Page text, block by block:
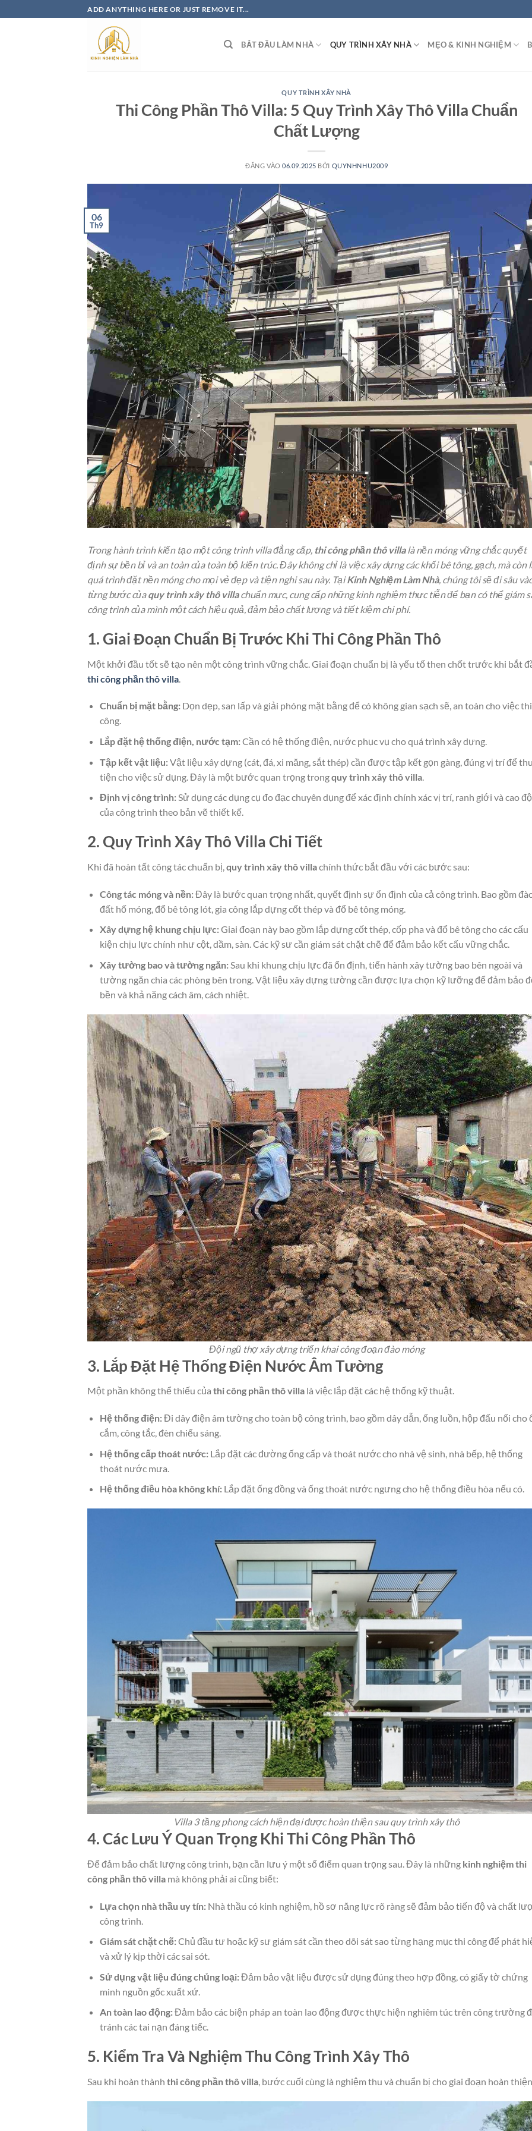
qua
ADD ANYTHING HERE OR JUST REMOVE IT...
BẮT ĐẦU LÀM NHÀ QUY TRÌNH XÂY NHÀ MẸO & KINH NGHIỆM
QUY TRÌNH XÂY NHÀ
Thi Công Phần Thô Villa: 5 Quy Trình Xây Thô Villa Chuẩn
Chất Lượng
ĐĂNG VÀO06.09.2025 BỞI QUYNHNHU2009
06
Th9
Trong hành trình kiến tạo một công trình villa đẳng cấp, thi công phần thô villalà nền móng vững chắc quyết
định sự bền bỉ và an toàn của toàn bộ kiến trúc. Đây không chỉ là việc xây dựng các khối bê tông, gạch, mà còn
quá trình đặt nền móng cho mọi vẻ đẹp và tiện nghi sau này. TạiKinh Nghiệm Làm Nhà, chúng tôi sẽ đi sâu
từng bước củaquy trình xây thô villachuẩn mực, cung cấp những kinh nghiệm thực tiễn để bạn có thể giám
công trình của mình một cách hiệu quả, đảm bảo chất lượng và tiết kiệm chi phí.
1. Giai Đoạn Chuẩn Bị Trước Khi Thi Công Phần Thô
Một khởi đầu tốt sẽ tạo nên một công trình vững chắc. Giai đoạn chuẩn bị là yếu tố then chốt trước khi bắt
thi công phần thô villa
Chuẩn bị mặt bằng:Dọn dẹp, san lấp và giải phóng mặt bằng để có không gian sạch sẽ, an toàn cho việc thi
công.
Lắp đặt hệ thống điện, nước tạm:Cần có hệ thống điện, nước phục vụ cho quá trình xây dựng.
Tập kết vật liệu:Vật liệu xây dựng (cát, đá, xi măng, sắt thép) cần được tập kết gọn gàng, đúng vị trí để
tiện cho việc sử dụng. Đây là một bước quan trọng trongquy trình xây thô villa.
Định vị công trình:Sử dụng các dụng cụ đo đạc chuyên dụng để xác định chính xác vị trí, ranh giới và cao độ
của công trình theo bản vẽ thiết kế.
2. Quy Trình Xây Thô Villa Chi Tiết
Khi đã hoàn tất công tác chuẩn bị, quy trình xây thô villachính thức bắt đầu với các bước sau:
Công tác móng và nền:Đây là bước quan trọng nhất, quyết định sự ổn định của cả công trình. Bao gồm
đất hố móng, đổ bê tông lót, gia công lắp dựng cốt thép và đổ bê tông móng.
Xây dựng hệ khung chịu lực:Giai đoạn này bao gồm lắp dựng cốt thép, cốp pha và đổ bê tông cho các cấu
kiện chịu lực chính như cột, dầm, sàn. Các kỹ sư cần giám sát chặt chẽ để đảm bảo kết cấu vững chắc.
Xây tường bao và tường ngăn:Sau khi khung chịu lực đã ổn định, tiến hành xây tường bao bên ngoài và
tường ngăn chia các phòng bên trong. Vật liệu xây dựng tường cần được lựa chọn kỹ lưỡng để đảm bảo
bền và khả năng cách âm, cách nhiệt.
Đội ngũ thợ xây dựng triển khai công đoạn đào móng
3. Lắp Đặt Hệ Thống Điện Nước Âm Tường
Một phần không thể thiếu của thi công phần thô villa là việc lắp đặt các hệ thống kỹ thuật.
Hệ thống điện:Đi dây điện âm tường cho toàn bộ công trình, bao gồm dây dẫn, ống luồn, hộp đấu nối cho
cắm, công tắc, đèn chiếu sáng.
Hệ thống cấp thoát nước:Lắp đặt các đường ống cấp và thoát nước cho nhà vệ sinh, nhà bếp, hệ thống
thoát nước mưa.
Hệ thống điều hòa không khí:Lắp đặt ống đồng và ống thoát nước ngưng cho hệ thống điều hòa nếu có.
Villa 3 tầng phong cách hiện đại được hoàn thiện sau quy trình xây thô
4. Các Lưu Ý Quan Trọng Khi Thi Công Phần Thô
Để đảm bảo chất lượng công trình, bạn cần lưu ý một số điểm quan trọng sau. Đây là những kinh nghiệm thi
công phần thô villa mà không phải ai cũng biết:
Lựa chọn nhà thầu uy tín:Nhà thầu có kinh nghiệm, hồ sơ năng lực rõ ràng sẽ đảm bảo tiến độ và chất
công trình.
Giám sát chặt chẽ:Chủ đầu tư hoặc kỹ sư giám sát cần theo dõi sát sao từng hạng mục thi công để phát
và xử lý kịp thời các sai sót.
Sử dụng vật liệu đúng chủng loại:Đảm bảo vật liệu được sử dụng đúng theo hợp đồng, có giấy tờ chứng
minh nguồn gốc xuất xứ.
An toàn lao động:Đảm bảo các biện pháp an toàn lao động được thực hiện nghiêm túc trên công trường
tránh các tai nạn đáng tiếc.
5. Kiểm Tra Và Nghiệm Thu Công Trình Xây Thô
Sau khi hoàn thành thi công phần thô villa, bước cuối cùng là nghiệm thu và chuẩn bị cho giai đoạn hoàn